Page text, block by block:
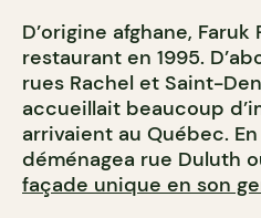
D’origine afghane,
restaurant en 1995.
rues Rachel et Saint-
accueillait beaucoup
arrivaient au Québec.
déménagea rue Duluth
façade unique en son